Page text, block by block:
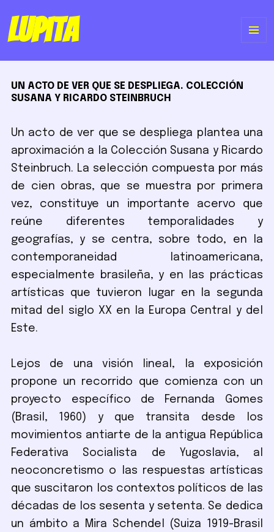
Lupita
UN ACTO DE VER QUE SE DESPLIEGA. COLECCIÓN
SUSANA Y RICARDO STEINBRUCH
Un acto de ver que se despliega plantea una
aproximación a la Colección Susana y Ricardo
Steinbruch. La selección compuesta por más
de cien obras, que se muestra por primera
vez, constituye un importante acervo que
reúne diferentes temporalidades y
geografías, y se centra, sobre todo, en la
contemporaneidad latinoamericana,
especialmente brasileña, y en las prácticas
artísticas que tuvieron lugar en la segunda
mitad del siglo XX en la Europa Central y del
Este.
Lejos de una visión lineal, la exposición
propone un recorrido que comienza con un
proyecto específico de Fernanda Gomes
(Brasil, 1960) y que transita desde los
movimientos antiarte de la antigua República
Federativa Socialista de Yugoslavia, al
neoconcretismo o las respuestas artísticas
que suscitaron los contextos políticos de las
décadas de los sesenta y setenta. Se dedica
un ámbito a Mira Schendel (Suiza 1919-Brasil